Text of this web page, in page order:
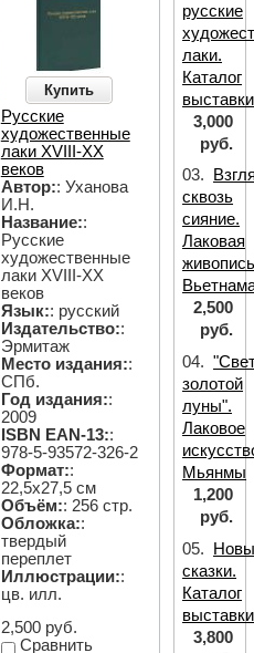
Купить
Русские
художественные
лаки XVIII-XX
веков
Автор:: Уханова
И.Н.
Название::
Русские
художественные
лаки XVIII-XX
веков
Язык:: русский
Издательство::
Эрмитаж
Место издания::
СПб.
Год издания::
2009
ISBN EAN-13::
978-5-93572-326-2
Формат::
22,5х27,5 см
Объём:: 256 стр.
Обложка::
твердый
переплет
Иллюстрации::
цв. илл.
2,500 руб.
Сравнить
русские
лаки.
Каталог
выставки
3,000
руб.
03.
сквозь
сияние.
Лаковая
2,500
руб.
04.
золотой
луны".
Лаковое
Мьянмы
1,200
руб.
05.
сказки.
Каталог
выставки
3,800